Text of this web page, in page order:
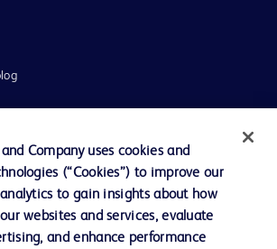
Company uses cookies and
(“Cookies”) to improve our
to gain insights about how
websites and services, evaluate
and enhance performance